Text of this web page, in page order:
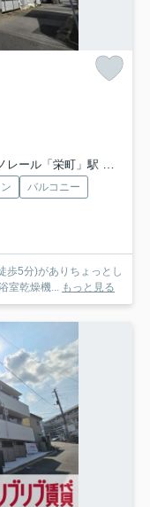
ル「栄町」駅 徒歩5分
バルコニー
歩5分)がありちょっとし
室乾燥機... もっと見る